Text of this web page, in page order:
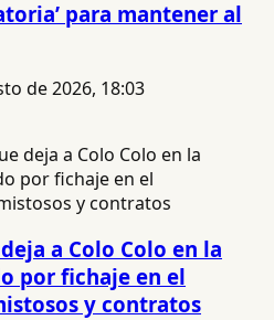
para mantener al
de 2026, 18:03
a Colo Colo en la
por fichaje en el
y contratos